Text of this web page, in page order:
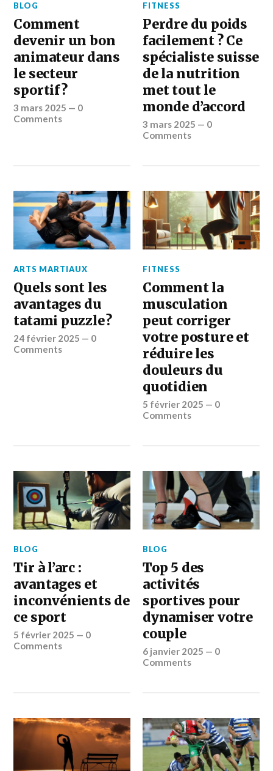
BLOG
Comment
devenir un bon
animateur dans
le secteur
sportif ?
3 mars 2025 — 0
Comments
FITNESS
Perdre du poids
facilement ? Ce
spécialiste suisse
de la nutrition
met tout le
monde d’accord
3 mars 2025 — 0
Comments
ARTS MARTIAUX
Quels sont les
avantages du
tatami puzzle ?
24 février 2025 — 0
Comments
FITNESS
Comment la
musculation
peut corriger
votre posture et
réduire les
douleurs du
quotidien
5 février 2025 — 0
Comments
BLOG
Tir à l’arc :
avantages et
inconvénients de
ce sport
5 février 2025 — 0
Comments
BLOG
Top 5 des
activités
sportives pour
dynamiser votre
couple
6 janvier 2025 — 0
Comments